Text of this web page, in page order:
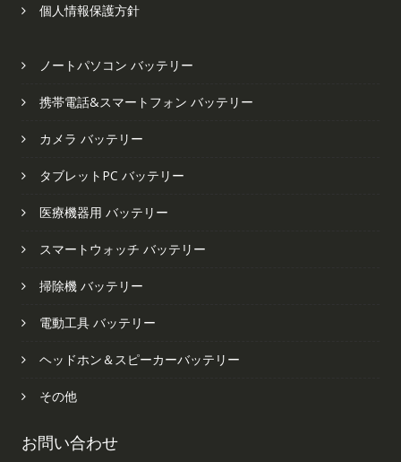
個人情報保護方針
ノートパソコン バッテリー
携帯電話&スマートフォン バッテリー
カメラ バッテリー
タブレットPC バッテリー
医療機器用 バッテリー
スマートウォッチ バッテリー
掃除機 バッテリー
電動工具 バッテリー
ヘッドホン＆スピーカーバッテリー
その他
お問い合わせ